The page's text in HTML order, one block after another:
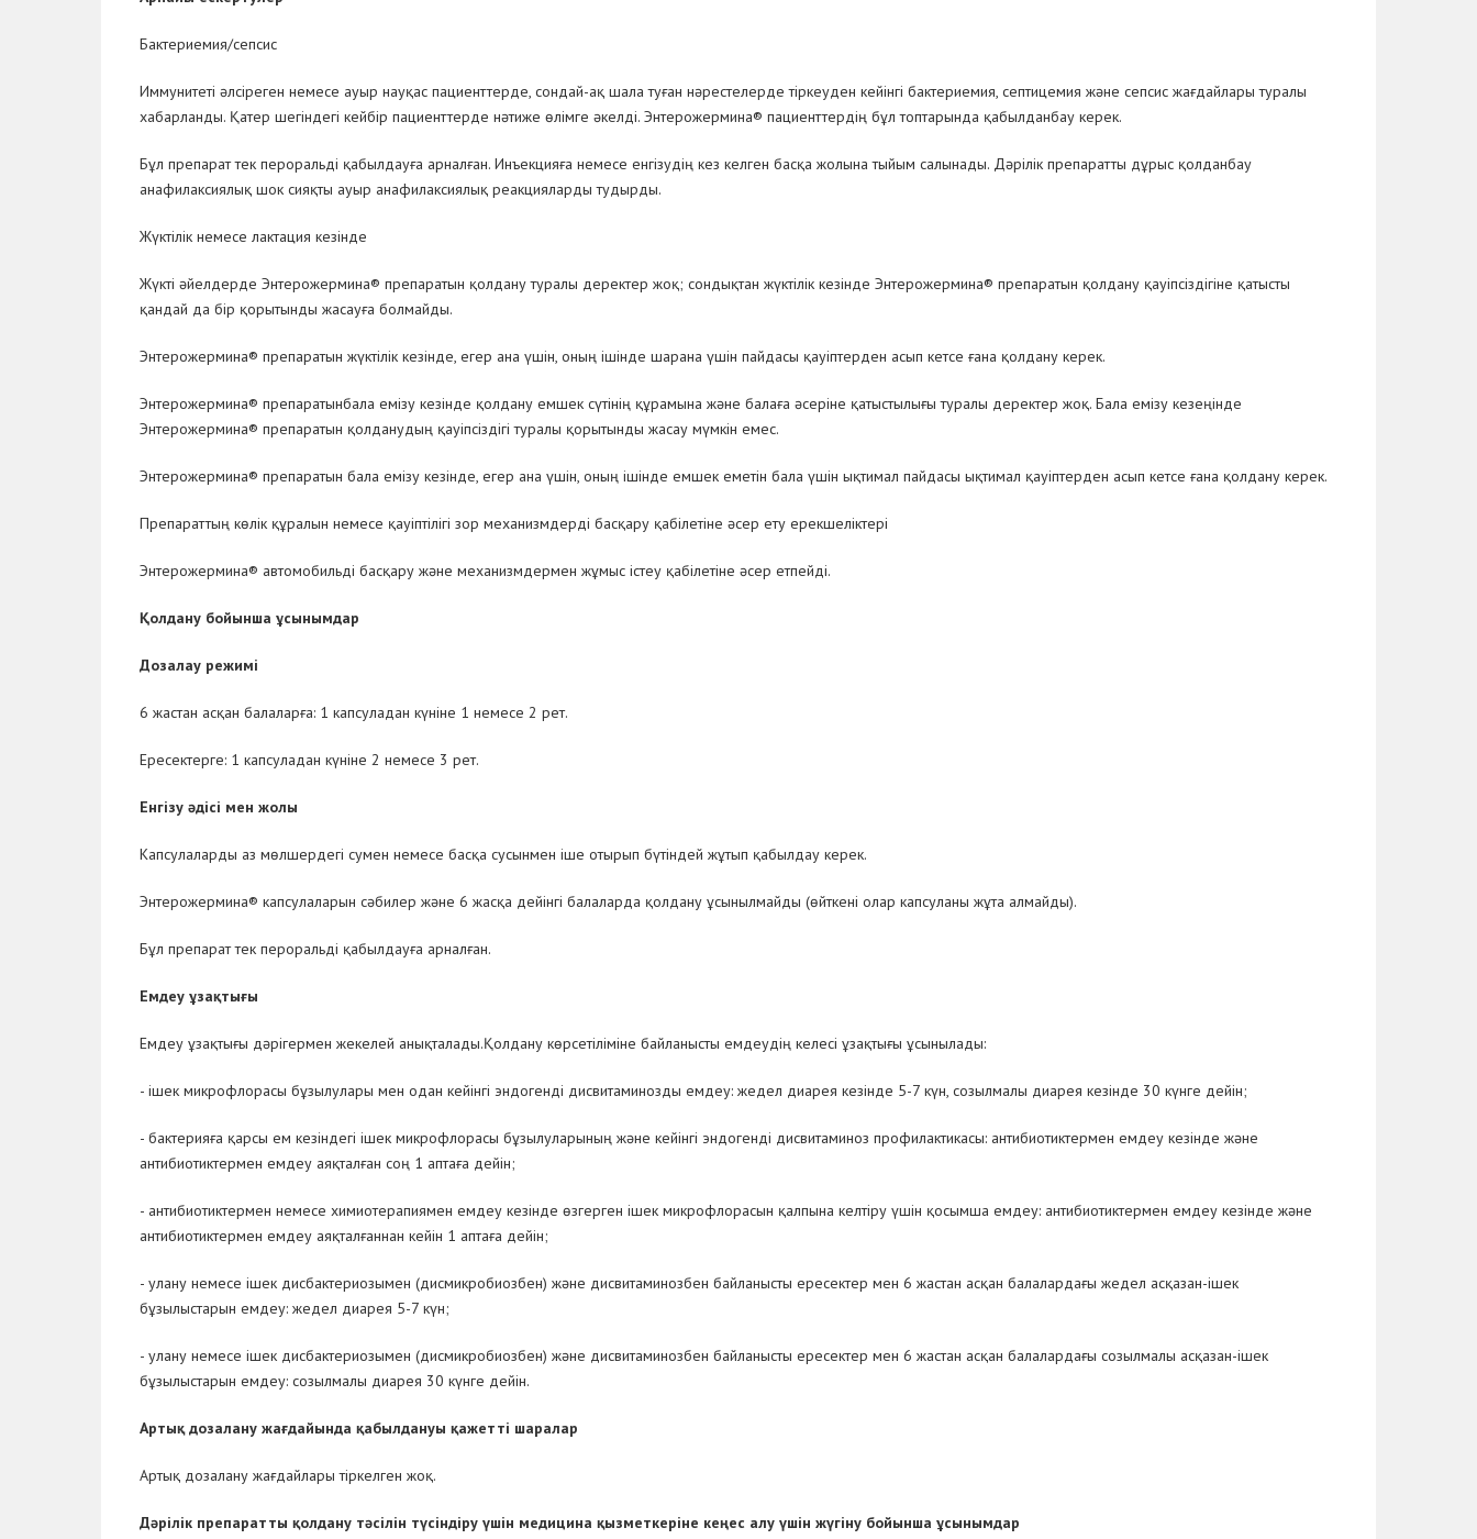
Бактериемия/сепсис
Иммунитеті әлсіреген немесе ауыр науқас пациенттерде, сондай-ақ шала туған нәрестелерде тіркеуден кейінгі бактериемия, септицемия және сепсис жағдайлары туралы
хабарланды. Қатер шегіндегі кейбір пациенттерде нәтиже өлімге әкелді. Энтерожермина® пациенттердің бұл топтарында қабылданбау керек.
Бұл препарат тек пероральді қабылдауға арналған. Инъекцияға немесе енгізудің кез келген басқа жолына тыйым салынады. Дәрілік препаратты дұрыс қолданбау
анафилаксиялық шок сияқты ауыр анафилаксиялық реакцияларды тудырды.
Жүктілік немесе лактация кезінде
Жүкті әйелдерде Энтерожермина® препаратын қолдану туралы деректер жоқ; сондықтан жүктілік кезінде Энтерожермина® препаратын қолдану қауіпсіздігіне қатысты
қандай да бір қорытынды жасауға болмайды.
Энтерожермина® препаратын жүктілік кезінде, егер ана үшін, оның ішінде шарана үшін пайдасы қауіптерден асып кетсе ғана қолдану керек.
Энтерожермина® препаратынбала емізу кезінде қолдану емшек сүтінің құрамына және балаға әсеріне қатыстылығы туралы деректер жоқ. Бала емізу кезеңінде
Энтерожермина® препаратын қолданудың қауіпсіздігі туралы қорытынды жасау мүмкін емес.
Энтерожермина® препаратын бала емізу кезінде, егер ана үшін, оның ішінде емшек еметін бала үшін ықтимал пайдасы ықтимал қауіптерден асып кетсе ғана қолдану керек.
Препараттың көлік құралын немесе қауіптілігі зор механизмдерді басқару қабілетіне әсер ету ерекшеліктері
Энтерожермина® автомобильді басқару және механизмдермен жұмыс істеу қабілетіне әсер етпейді.
Қолдану бойынша ұсынымдар
Дозалау режимі
6 жастан асқан балаларға: 1 капсуладан күніне 1 немесе 2 рет.
Ересектерге: 1 капсуладан күніне 2 немесе 3 рет.
Енгізу әдісі мен жолы
Капсулаларды аз мөлшердегі сумен немесе басқа сусынмен іше отырып бүтіндей жұтып қабылдау керек.
Энтерожермина® капсулаларын сәбилер және 6 жасқа дейінгі балаларда қолдану ұсынылмайды (өйткені олар капсуланы жұта алмайды).
Бұл препарат тек пероральді қабылдауға арналған.
Емдеу ұзақтығы
Емдеу ұзақтығы дәрігермен жекелей анықталады.Қолдану көрсетіліміне байланысты емдеудің келесі ұзақтығы ұсынылады:
- ішек микрофлорасы бұзылулары мен одан кейінгі эндогенді дисвитаминозды емдеу: жедел диарея кезінде 5-7 күн, созылмалы диарея кезінде 30 күнге дейін;
- бактерияға қарсы ем кезіндегі ішек микрофлорасы бұзылуларының және кейінгі эндогенді дисвитаминоз профилактикасы: антибиотиктермен емдеу кезінде және
антибиотиктермен емдеу аяқталған соң 1 аптаға дейін;
- антибиотиктермен немесе химиотерапиямен емдеу кезінде өзгерген ішек микрофлорасын қалпына келтіру үшін қосымша емдеу: антибиотиктермен емдеу кезінде және
антибиотиктермен емдеу аяқталғаннан кейін 1 аптаға дейін;
- улану немесе ішек дисбактериозымен (дисмикробиозбен) және дисвитаминозбен байланысты ересектер мен 6 жастан асқан балалардағы жедел асқазан-ішек
бұзылыстарын емдеу: жедел диарея 5-7 күн;
- улану немесе ішек дисбактериозымен (дисмикробиозбен) және дисвитаминозбен байланысты ересектер мен 6 жастан асқан балалардағы созылмалы асқазан-ішек
бұзылыстарын емдеу: созылмалы диарея 30 күнге дейін.
Артық дозалану жағдайында қабылдануы қажетті шаралар
Артық дозалану жағдайлары тіркелген жоқ.
Дәрілік препаратты қолдану тәсілін түсіндіру үшін медицина қызметкеріне кеңес алу үшін жүгіну бойынша ұсынымдар